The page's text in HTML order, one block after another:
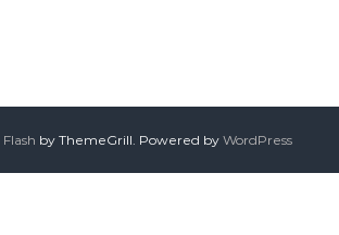
Flash by ThemeGrill. Powered by WordPress